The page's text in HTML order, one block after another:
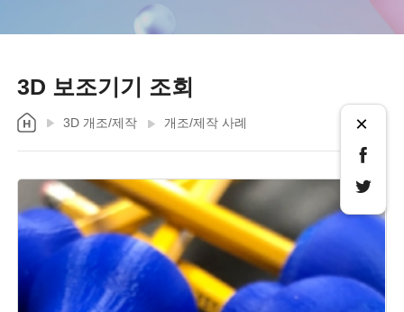
3D 보조기기 조회
3D 개조/제작 개조/제작 사례 ×